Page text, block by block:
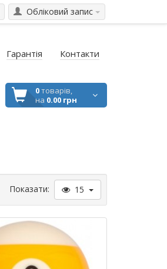
Обліковий запис
Гарантія Контакти
0товарів,
на 0.00 грн
Показати: 15